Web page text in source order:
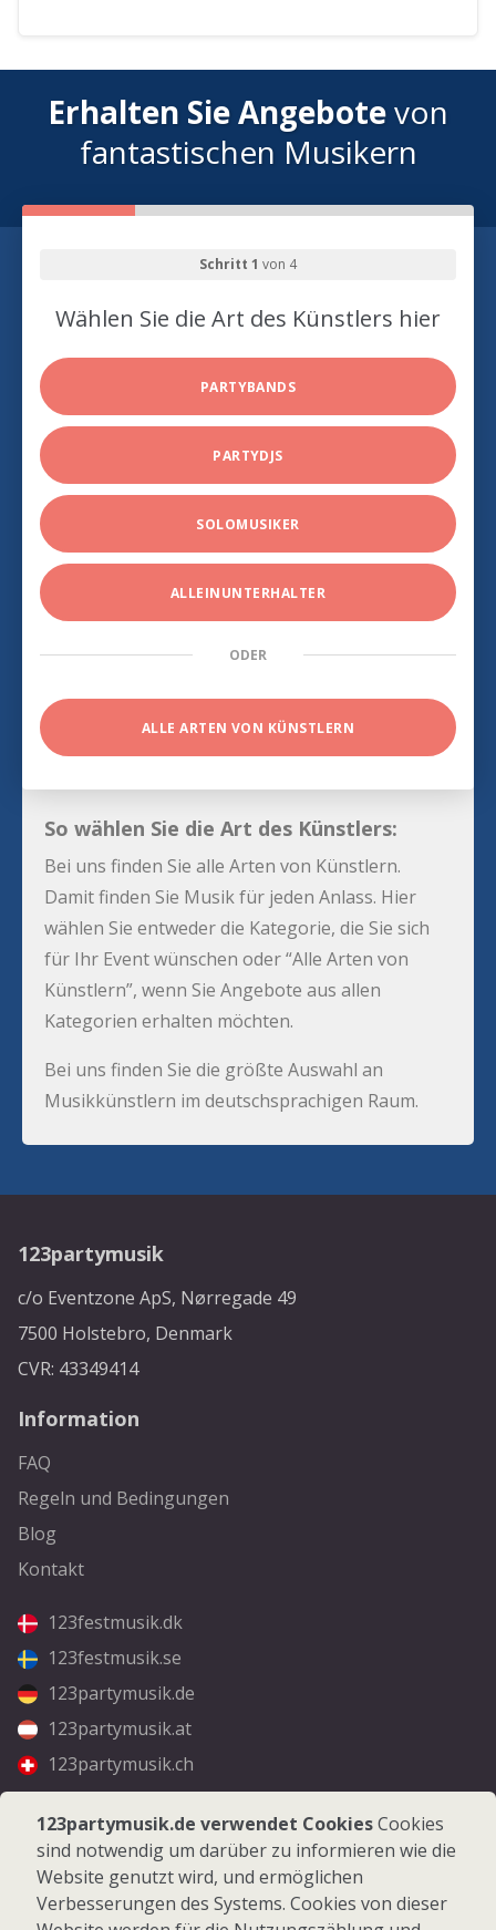
Erhalten Sie Angebotevon
fantastischen Musikern
Schritt 1 von 4
Wählen Sie die Art des Künstlers hier
PARTYBANDS
PARTYDJS
SOLOMUSIKER
ALLEINUNTERHALTER
ODER
ALLE ARTEN VON KÜNSTLERN
So wählen Sie die Art des Künstlers:
Bei uns finden Sie alle Arten von Künstlern.
Damit finden Sie Musik für jeden Anlass. Hier
wählen Sie entweder die Kategorie, die Sie sich
für Ihr Event wünschen oder “Alle Arten von
Künstlern”, wenn Sie Angebote aus allen
Kategorien erhalten möchten.
Bei uns finden Sie die größte Auswahl an
Musikkünstlern im deutschsprachigen Raum.
123partymusik
c/o Eventzone ApS, Nørregade 49
7500 Holstebro, Denmark
CVR: 43349414
Information
FAQ
Regeln und Bedingungen
Blog
Kontakt
123festmusik.dk
123festmusik.se
123partymusik.de
123partymusik.at
123partymusik.ch
Folgen Sie uns
Facebook
Instagram
123partymusik.de verwendet CookiesCookies
sind notwendig um darüber zu informieren wie die
Website genutzt wird, und ermöglichen
Verbesserungen des Systems. Cookies von dieser